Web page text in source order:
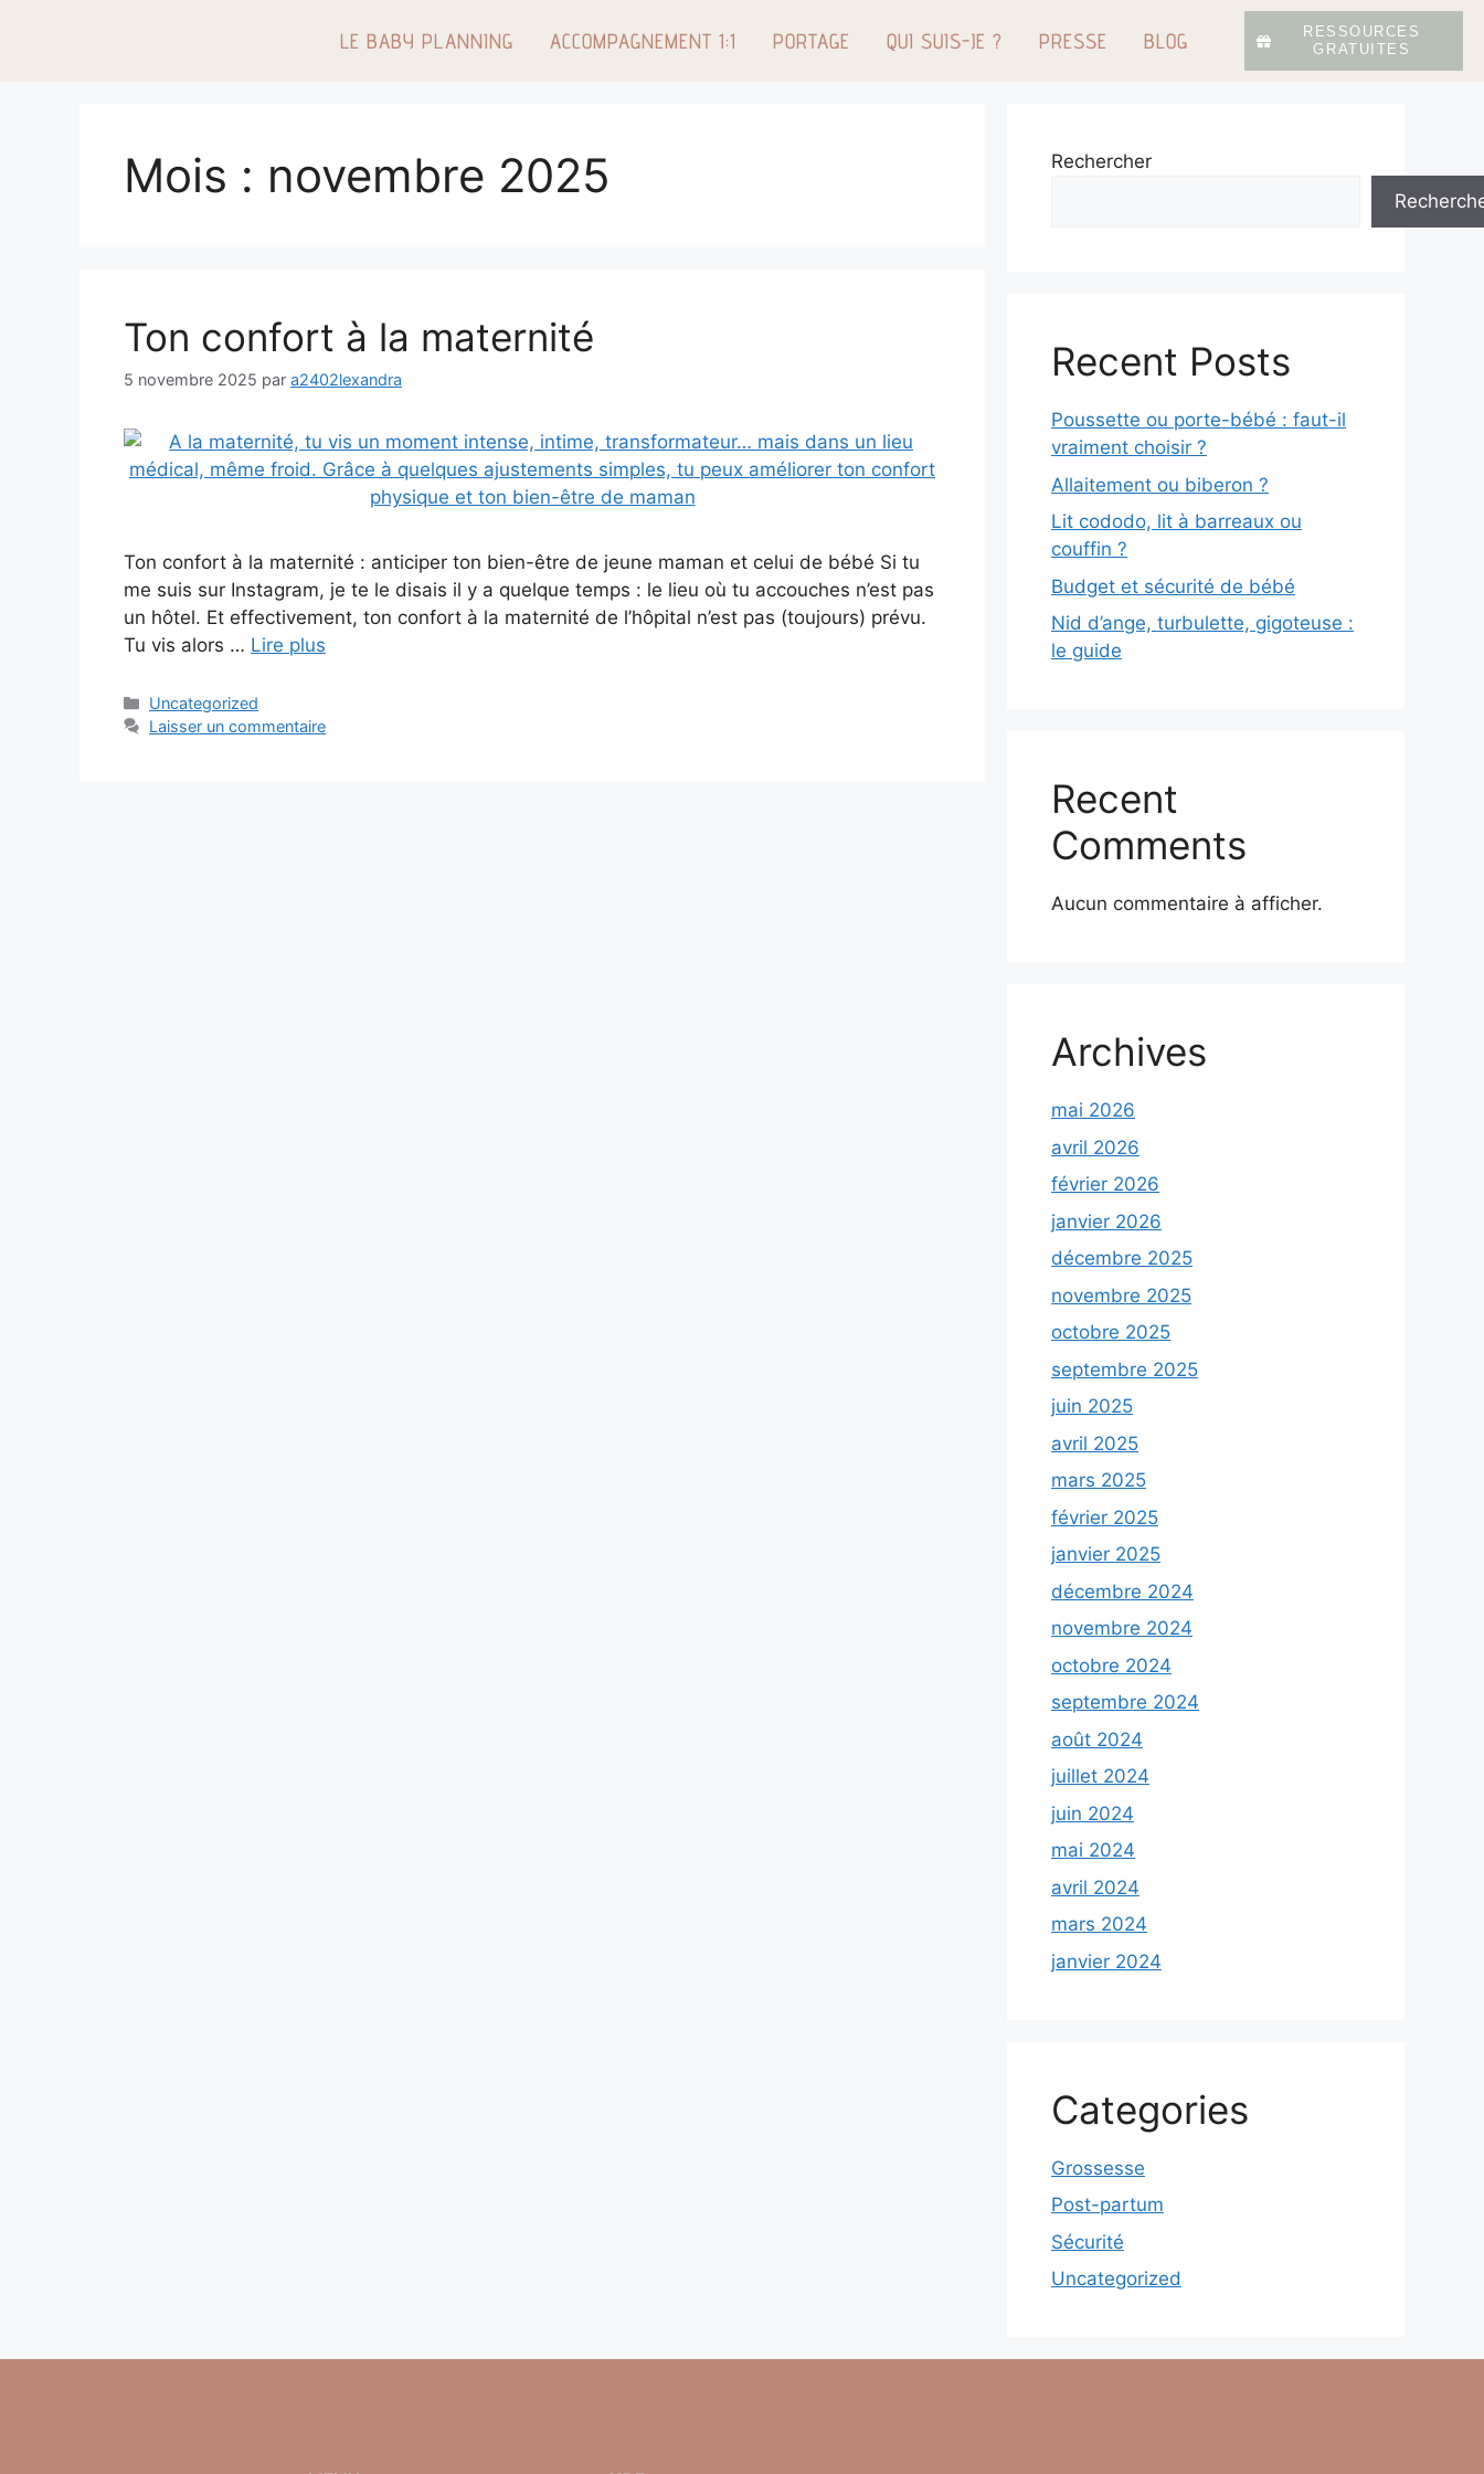
LE BABY PLANNING ACCOMPAGNEMENT 1:1 PORTAGE QUI SUIS-JE ? PRESSE BLOG
RESSOURCES
GRATUITES
Mois : novembre 2025
Ton confort à la maternité
5 novembre 2025 par a2402lexandra
Ton confort à la maternité : anticiper ton bien-être de jeune maman et celui de bébé Si tu
me suis sur Instagram, je te le disais il y a quelque temps : le lieu où tu accouches n’est pas
un hôtel. Et effectivement, ton confort à la maternité de l’hôpital n’est pas (toujours) prévu.
Tu vis alors … Lire plus
Uncategorized
Laisser un commentaire
Rechercher
Recent Posts
Poussette ou porte-bébé : faut-il
vraiment choisir ?
Allaitement ou biberon ?
Lit cododo, lit à barreaux ou
couffin ?
Budget et sécurité de bébé
Nid d’ange, turbulette, gigoteuse :
le guide
Recent
Comments
Aucun commentaire à afficher.
Archives
mai 2026
avril 2026
février 2026
janvier 2026
décembre 2025
novembre 2025
octobre 2025
septembre 2025
juin 2025
avril 2025
mars 2025
février 2025
janvier 2025
décembre 2024
novembre 2024
octobre 2024
septembre 2024
août 2024
juillet 2024
juin 2024
mai 2024
avril 2024
mars 2024
janvier 2024
Categories
Grossesse
Post-partum
Sécurité
Uncategorized